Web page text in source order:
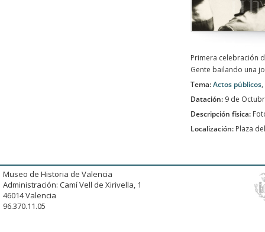
Primera celebración
Gente bailando una
Tema:Actos públicos,
Datación: 9 de
Descripción física:
Localización: Plaza
Museo de Historia de Valencia
Administración: Camí Vell de Xirivella, 1
46014 Valencia
96.370.11.05